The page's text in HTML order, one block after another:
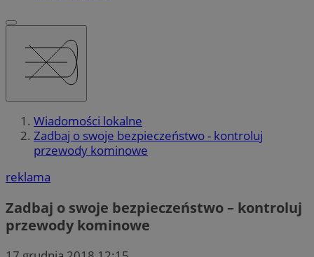
Wiadomości lokalne
Zadbaj o swoje bezpieczeństwo - kontroluj
przewody kominowe
reklama
Zadbaj o swoje bezpieczeństwo – kontroluj
przewody kominowe